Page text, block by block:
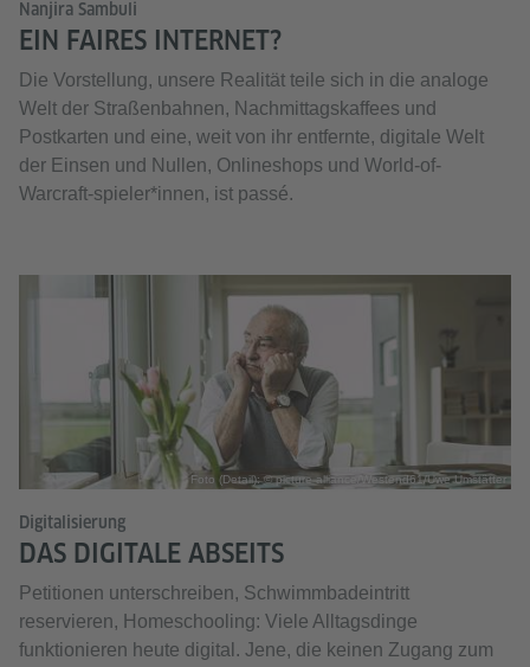
Nanjira Sambuli
EIN FAIRES INTERNET?
Die Vorstellung, unsere Realität teile sich in die analoge
Welt der Straßenbahnen, Nachmittagskaffees und
Postkarten und eine, weit von ihr entfernte, digitale Welt
der Einsen und Nullen, Onlineshops und World-of-
Warcraft-spieler*innen, ist passé.
Foto (Detail): © picture alliance/Westend61/Uwe Umstätter
Digitalisierung
DAS DIGITALE ABSEITS
Petitionen unterschreiben, Schwimmbadeintritt
reservieren, Homeschooling: Viele Alltagsdinge
funktionieren heute digital. Jene, die keinen Zugang zum